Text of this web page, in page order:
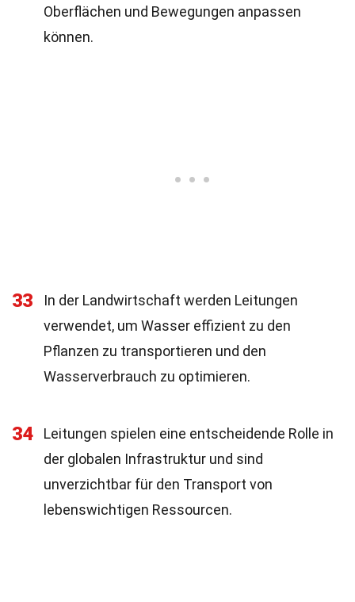
Oberflächen und Bewegungen anpassen
können.
33
In der Landwirtschaft werden Leitungen
verwendet, um Wasser effizient zu den
Pflanzen zu transportieren und den
Wasserverbrauch zu optimieren.
34
Leitungen spielen eine entscheidende Rolle in
der globalen Infrastruktur und sind
unverzichtbar für den Transport von
lebenswichtigen Ressourcen.